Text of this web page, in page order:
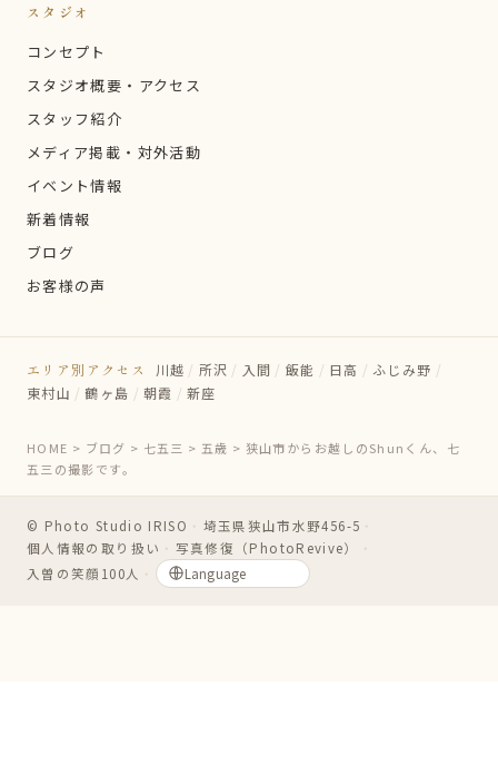
スタジオ
コンセプト
スタジオ概要・アクセス
スタッフ紹介
メディア掲載・対外活動
イベント情報
新着情報
ブログ
お客様の声
エリア別アクセス 川越 / 所沢 / 入間 / 飯能 / 日高 / ふじみ野 /
東村山 / 鶴ヶ島 / 朝霞 / 新座
HOME > ブログ > 七五三 > 五歳 > 狭山市からお越しのShunくん、七
五三の撮影です。
© Photo Studio IRISO ・ 埼玉県狭山市水野456-5 ・
個人情報の取り扱い ・ 写真修復（PhotoRevive）
・
入曽の笑顔100人 ・